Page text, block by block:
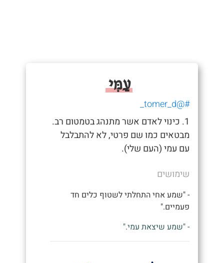
עַמִּי
#@tomer_d_
1. כינוי לאדם אשר מתנהג בטמטום רב.
מבטאים כמו שם פרטי, לא להתבלבל
עם עמי (העם שלי).
שימושים
- "שמע אחי התחלתי לשטוף כלים חד
פעמיים."
- "שמע שיצאת עמי."